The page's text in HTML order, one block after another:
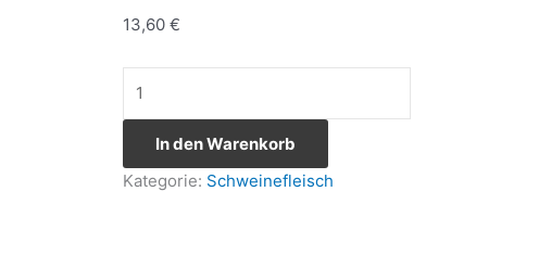
13,60 €
In den Warenkorb
Kategorie: Schweinefleisch